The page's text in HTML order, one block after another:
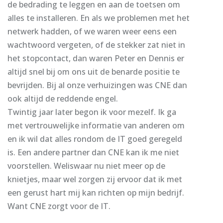
de bedrading te leggen en aan de toetsen om
alles te installeren. En als we problemen met het
netwerk hadden, of we waren weer eens een
wachtwoord vergeten, of de stekker zat niet in
het stopcontact, dan waren Peter en Dennis er
altijd snel bij om ons uit de benarde positie te
bevrijden. Bij al onze verhuizingen was CNE dan
ook altijd de reddende engel.
Twintig jaar later begon ik voor mezelf. Ik ga
met vertrouwelijke informatie van anderen om
en ik wil dat alles rondom de IT goed geregeld
is. Een andere partner dan CNE kan ik me niet
voorstellen. Weliswaar nu niet meer op de
knietjes, maar wel zorgen zij ervoor dat ik met
een gerust hart mij kan richten op mijn bedrijf.
Want CNE zorgt voor de IT.